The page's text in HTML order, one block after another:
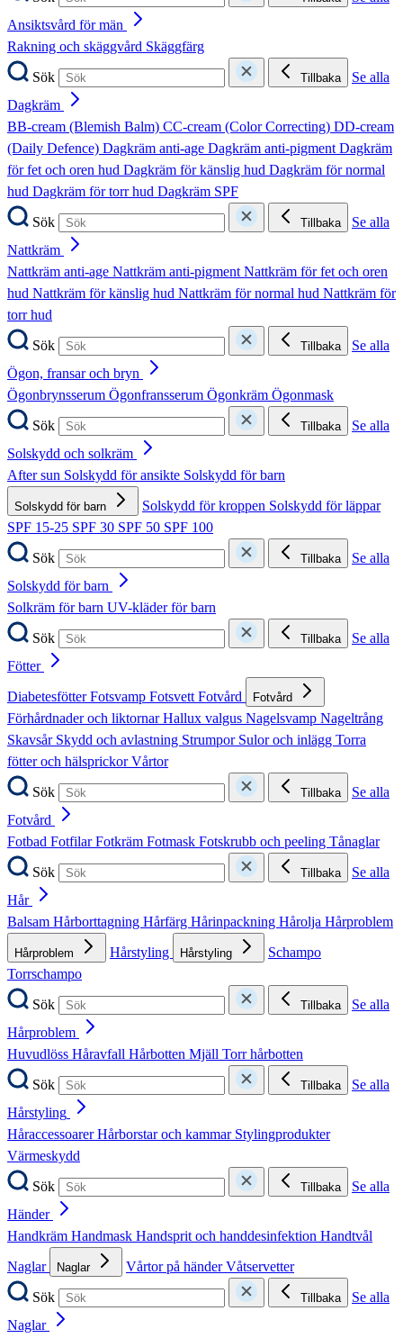
Ansiktsvård för män
Rakning och skäggvård Skäggfärg
Sök
Tillbaka
Se alla
Dagkräm
BB-cream (Blemish Balm) CC-cream (Color Correcting) DD-cream
(Daily Defence) Dagkräm anti-age Dagkräm anti-pigmentDagkräm
för fet och oren hud Dagkräm för känslig hud Dagkräm för normal
hud Dagkräm för torr hud Dagkräm SPF
Sök
Tillbaka
Se alla
Nattkräm
Nattkräm anti-age Nattkräm anti-pigmentNattkräm för fet och oren
hud Nattkräm för känslig hud Nattkräm för normal hud Nattkräm för
torr hud
Sök
Tillbaka
Se alla
Ögon, fransar och bryn
Ögonbrynsserum Ögonfransserum Ögonkräm Ögonmask
Sök
Tillbaka
Se alla
Solskydd och solkräm
After sun Solskydd för ansikte Solskydd för barn
Solskydd för barn Solskydd för kroppen Solskydd för läppar
SPF 15-25 SPF 30 SPF 50 SPF 100
Sök
Tillbaka
Se alla
Solskydd för barn
Solkräm för barn UV-kläder för barn
Sök
Tillbaka
Se alla
Fötter
DiabetesfötterFotsvamp FotsvettFotvård Fotvård
Förhårdnader och liktornarHallux valgus Nagelsvamp Nageltrång
Skavsår Skydd och avlastning Strumpor Sulor och inlägg Torra
fötter och hälsprickorVårtor
Sök
Tillbaka
Se alla
Fotvård
Fotbad FotfilarFotkräm Fotmask Fotskrubb och peeling Tånaglar
Sök
Tillbaka
Se alla
Hår
Balsam Hårborttagning Hårfärg Hårinpackning Hårolja Hårproblem
Hårproblem Hårstyling Hårstyling
Schampo
Torrschampo
Sök
Tillbaka
Se alla
Hårproblem
Huvudlöss Håravfall Hårbotten Mjäll Torr hårbotten
Sök
Tillbaka
Se alla
Hårstyling
HåraccessoarerHårborstar och kammar Stylingprodukter
Värmeskydd
Sök
Tillbaka
Se alla
Händer
Handkräm Handmask Handsprit och handdesinfektion Handtvål
Naglar
Naglar Vårtor på händerVåtservetter
Sök
Tillbaka
Se alla
Naglar